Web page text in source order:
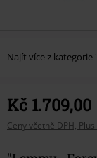
Najít více z kategorie
Kč 1.709,00
Ceny včetně DPH,